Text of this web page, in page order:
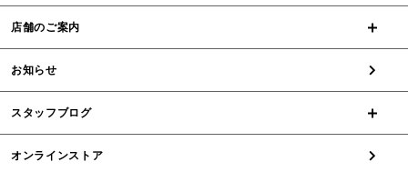
店舗のご案内
お知らせ
スタッフブログ
オンラインストア